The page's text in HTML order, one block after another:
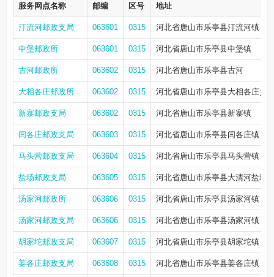
服务网点名称 邮编 区号 地址
汀流河邮政支局 063601 0315 河北省唐山市乐亭县汀流河镇
中堡邮政所 063601 0315 河北省唐山市乐亭县中堡镇
古河邮政所 063602 0315 河北省唐山市乐亭县古河
大相各庄邮政所 063602 0315 河北省唐山市乐亭县大相各庄乡
新寨邮政支局 063602 0315 河北省唐山市乐亭县新寨镇
闫各庄邮政支局 063603 0315 河北省唐山市乐亭县闫各庄镇
马头营邮政支局 063604 0315 河北省唐山市乐亭县马头营镇
盐场邮政支局 063605 0315 河北省唐山市乐亭县大清河盐场
汤家河邮政所 063606 0315 河北省唐山市乐亭县汤家河镇
汤家河邮政支局 063606 0315 河北省唐山市乐亭县汤家河镇
胡家坨邮政支局 063607 0315 河北省唐山市乐亭县胡家坨镇
姜各庄邮政支局 063608 0315 河北省唐山市乐亭县姜各庄镇